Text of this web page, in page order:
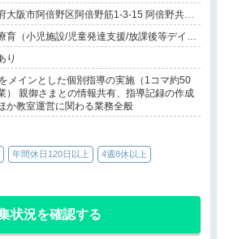
大阪市阿倍野区阿倍野筋1-3-15 阿倍野共同
階
育（小児施設/児童発達支援/放課後等デイサ
）
り
メインとした個別指導の実施（1コマ約50
） 親御さまとの情報共有、指導記録の作成
か教室運営に関わる業務全般
年間休日120日以上 4週8休以上
状況を確認する